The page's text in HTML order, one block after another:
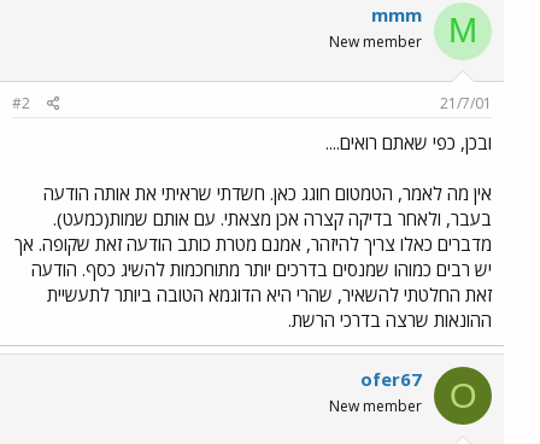
M
mmm
New member
21/7/01
#2
ובכן, כפי שאתם רואים....
אין מה לאמר, הטמטום חוגג כאן. חשדתי שראיתי את אותה הודעה
בעבר, ולאחר בדיקה קצרה אכן מצאתי. עם אותם שמות(כמעט).
מדברים כאלו צריך להיזהר, אמנם מטרת כותב הודעה זאת שקופה. אך
יש רבים כמוהו שמנסים בדרכים יותר מתוחכמות להשיג כסף. הודעה
זאת החלטתי להשאיר, שהרי היא הדוגמא הטובה ביותר לתעשיית
ההונאות שרצה בדרכי הרשת.
O
ofer67
New member